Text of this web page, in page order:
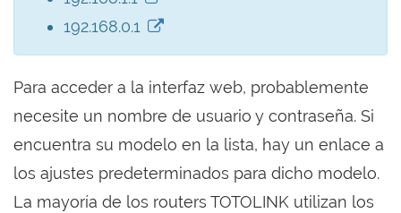
192.168.0.1
Para acceder a la interfaz web, probablemente
necesite un nombre de usuario y contraseña. Si
encuentra su modelo en la lista, hay un enlace a
los ajustes predeterminados para dicho modelo.
La mayoría de los routers TOTOLINK utilizan los